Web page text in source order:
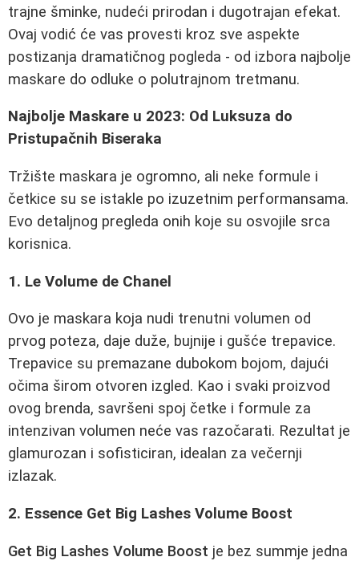
trajne šminke, nudeći prirodan i dugotrajan efekat.
Ovaj vodić će vas provesti kroz sve aspekte
postizanja dramatičnog pogleda - od izbora najbolje
maskare do odluke o polutrajnom tretmanu.
Najbolje Maskare u 2023: Od Luksuza do
Pristupačnih Biseraka
Tržište maskara je ogromno, ali neke formule i
četkice su se istakle po izuzetnim performansama.
Evo detaljnog pregleda onih koje su osvojile srca
korisnica.
1. Le Volume de Chanel
Ovo je maskara koja nudi trenutni volumen od
prvog poteza, daje duže, bujnije i gušće trepavice.
Trepavice su premazane dubokom bojom, dajući
očima širom otvoren izgled. Kao i svaki proizvod
ovog brenda, savršeni spoj četke i formule za
intenzivan volumen neće vas razočarati. Rezultat je
glamurozan i sofisticiran, idealan za večernji
izlazak.
2. Essence Get Big Lashes Volume Boost
Get Big Lashes Volume Boost je bez summje jedna